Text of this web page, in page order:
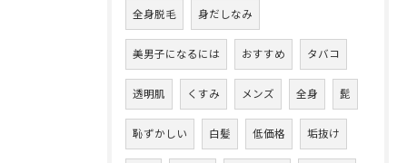
全身脱毛 身だしなみ
美男子になるには おすすめ タバコ
透明肌 くすみ メンズ 全身 髭
恥ずかしい 白髪 低価格 垢抜け